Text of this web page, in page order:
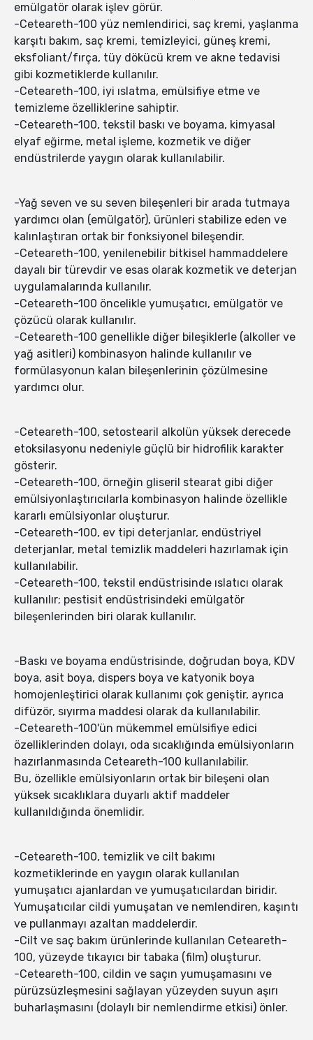
emülgatör olarak işlev görür.
-Ceteareth-100 yüz nemlendirici, saç kremi, yaşlanma
karşıtı bakım, saç kremi, temizleyici, güneş kremi,
eksfoliant/fırça, tüy dökücü krem ve akne tedavisi
gibi kozmetiklerde kullanılır.
-Ceteareth-100, iyi ıslatma, emülsifiye etme ve
temizleme özelliklerine sahiptir.
-Ceteareth-100, tekstil baskı ve boyama, kimyasal
elyaf eğirme, metal işleme, kozmetik ve diğer
endüstrilerde yaygın olarak kullanılabilir.
-Yağ seven ve su seven bileşenleri bir arada tutmaya
yardımcı olan (emülgatör), ürünleri stabilize eden ve
kalınlaştıran ortak bir fonksiyonel bileşendir.
-Ceteareth-100, yenilenebilir bitkisel hammaddelere
dayalı bir türevdir ve esas olarak kozmetik ve deterjan
uygulamalarında kullanılır.
-Ceteareth-100 öncelikle yumuşatıcı, emülgatör ve
çözücü olarak kullanılır.
-Ceteareth-100 genellikle diğer bileşiklerle (alkoller ve
yağ asitleri) kombinasyon halinde kullanılır ve
formülasyonun kalan bileşenlerinin çözülmesine
yardımcı olur.
-Ceteareth-100, setostearil alkolün yüksek derecede
etoksilasyonu nedeniyle güçlü bir hidrofilik karakter
gösterir.
-Ceteareth-100, örneğin gliseril stearat gibi diğer
emülsiyonlaştırıcılarla kombinasyon halinde özellikle
kararlı emülsiyonlar oluşturur.
-Ceteareth-100, ev tipi deterjanlar, endüstriyel
deterjanlar, metal temizlik maddeleri hazırlamak için
kullanılabilir.
-Ceteareth-100, tekstil endüstrisinde ıslatıcı olarak
kullanılır; pestisit endüstrisindeki emülgatör
bileşenlerinden biri olarak kullanılır.
-Baskı ve boyama endüstrisinde, doğrudan boya, KDV
boya, asit boya, dispers boya ve katyonik boya
homojenleştirici olarak kullanımı çok geniştir, ayrıca
difüzör, sıyırma maddesi olarak da kullanılabilir.
-Ceteareth-100'ün mükemmel emülsifiye edici
özelliklerinden dolayı, oda sıcaklığında emülsiyonların
hazırlanmasında Ceteareth-100 kullanılabilir.
Bu, özellikle emülsiyonların ortak bir bileşeni olan
yüksek sıcaklıklara duyarlı aktif maddeler
kullanıldığında önemlidir.
-Ceteareth-100, temizlik ve cilt bakımı
kozmetiklerinde en yaygın olarak kullanılan
yumuşatıcı ajanlardan ve yumuşatıcılardan biridir.
Yumuşatıcılar cildi yumuşatan ve nemlendiren, kaşıntı
ve pullanmayı azaltan maddelerdir.
-Cilt ve saç bakım ürünlerinde kullanılan Ceteareth-
100, yüzeyde tıkayıcı bir tabaka (film) oluşturur.
-Ceteareth-100, cildin ve saçın yumuşamasını ve
pürüzsüzleşmesini sağlayan yüzeyden suyun aşırı
buharlaşmasını (dolaylı bir nemlendirme etkisi) önler.